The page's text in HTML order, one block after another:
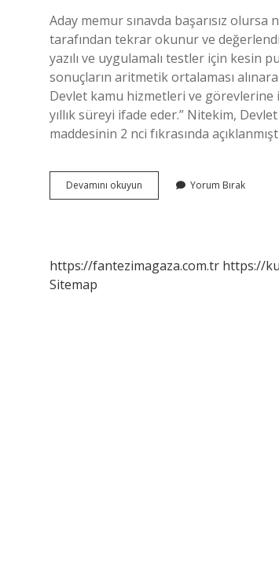
Aday memur sınavda başarısız
tarafından tekrar okunur ve
yazılı ve uygulamalı testler için
sonuçların aritmetik ortalaması
Devlet kamu hizmetleri ve görevlerine
yıllık süreyi ifade eder.” Nitekim,
maddesinin 2 nci fıkrasında
Devamını okuyun
Memurluk
Yorum Bırak
https://fantezimagaza.com.tr https://
Sitemap